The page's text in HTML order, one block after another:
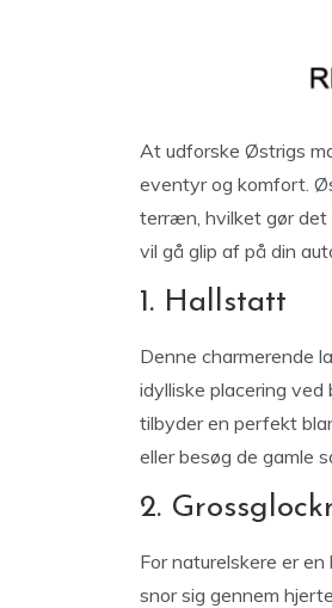
At udforske Østrigs
eventyr og komfort.
terræn, hvilket gør det
vil gå glip af på din
1. Hallstatt
Denne charmerende
idylliske placering
tilbyder en perfekt
eller besøg de gamle
2.
For naturelskere er
snor sig gennem